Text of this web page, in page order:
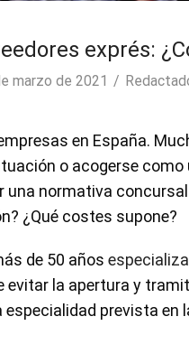
exprés:
marzo de 2021 /
en España.
o acogerse
una normativa concursal
¿Qué costes supone?
de 50 años
evitar la apertura y
especialidad prevista